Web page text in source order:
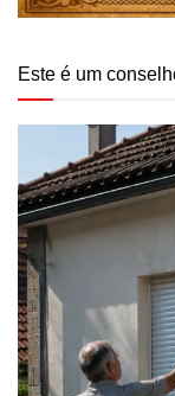
Este é um